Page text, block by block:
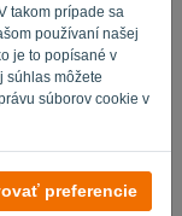
takom prípade sa
používaní našej
je to popísané v
súhlas môžete
súborov cookie v
preferencie